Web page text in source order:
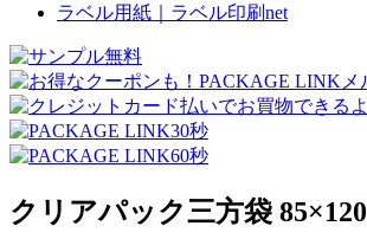
ラベル用紙｜ラベル印刷net
クリアパック三方袋 85×120